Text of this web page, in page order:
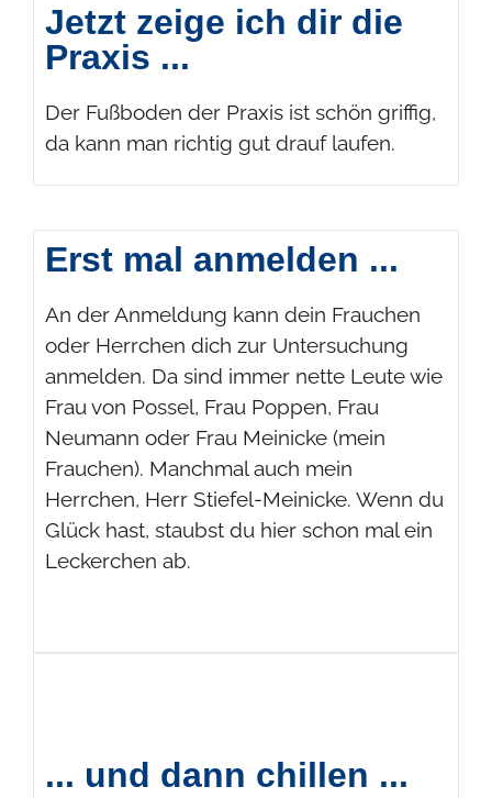
Jetzt zeige ich dir die
Praxis ...
Der Fußboden der Praxis ist schön griffig,
da kann man richtig gut drauf laufen.
Erst mal anmelden ...
An der Anmeldung kann dein Frauchen
oder Herrchen dich zur Untersuchung
anmelden. Da sind immer nette Leute wie
Frau von Possel, Frau Poppen, Frau
Neumann oder Frau Meinicke (mein
Frauchen). Manchmal auch mein
Herrchen, Herr Stiefel-Meinicke. Wenn du
Glück hast, staubst du hier schon mal ein
Leckerchen ab.
... und dann chillen ...